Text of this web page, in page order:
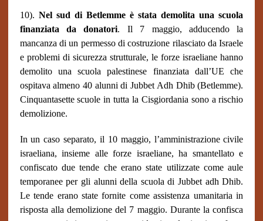
10). Nel sud di Betlemme è stata demolita una scuola
finanziata da donatori. Il 7 maggio, adducendo la
mancanza di un permesso di costruzione rilasciato da Israele
e problemi di sicurezza strutturale, le forze israeliane hanno
demolito una scuola palestinese finanziata dall’UE che
ospitava almeno 40 alunni di Jubbet Adh Dhib (Betlemme).
Cinquantasette scuole in tutta la Cisgiordania sono a rischio
demolizione.
In un caso separato, il 10 maggio, l’amministrazione civile
israeliana, insieme alle forze israeliane, ha smantellato e
confiscato due tende che erano state utilizzate come aule
temporanee per gli alunni della scuola di Jubbet adh Dhib.
Le tende erano state fornite come assistenza umanitaria in
risposta alla demolizione del 7 maggio. Durante la confisca